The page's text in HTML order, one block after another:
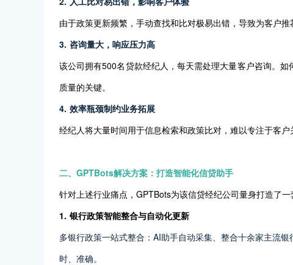
由于政策更新频繁，手动查找和比对极易出错，导致为客户
3. 咨询量大，响应压力高
该公司拥有500名贷款经纪人，每天需处理大量客户咨询。
质量的关键。
4. 效率瓶颈制约业务拓展
经纪人将大量时间用于信息检索和政策比对，难以专注于客
二、GPTBots解决方案：打造智能化信贷助手
针对上述行业痛点，GPTBots为该信贷经纪公司量身打造了
1. 银行政策智能整合与自动化更新
多银行政策一站式整合：AI助手自动采集、整合十余家主流
时、准确。